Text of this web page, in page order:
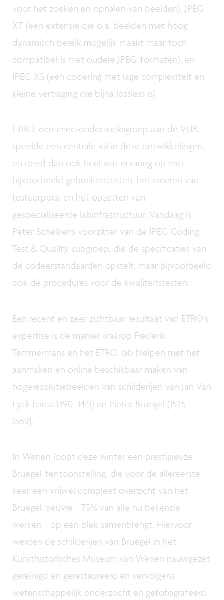
voor het zoeken en ophalen van beelden), JPEG
XT (een extensie die o.a. beelden met hoog
dynamisch bereik mogelijk maakt maar toch
compatibel is met oudere JPEG-formaten), en
JPEG XS (een codering met lage complexiteit en
kleine vertraging die bijna lossless is).
ETRO, een imec-onderzoeksgroep aan de VUB,
speelde een centrale rol in deze ontwikkelingen,
en deed dan ook heel wat ervaring op met
bijvoorbeeld gebruikerstesten, het creëren van
testcorpora, en het opzetten van
gespecialiseerde labinfrastructuur. Vandaag is
Peter Schelkens voorzitter van de JPEG Coding,
Test & Quality-subgroep, die de specificaties van
de codeerstandaarden opstelt, maar bijvoorbeeld
ook de procedures voor de kwaliteitstesten.
Een recent en zeer zichtbaar resultaat van ETRO’s
expertise is de manier waarop Frederik
Temmermans en het ETRO-lab hielpen met het
aanmaken en online beschikbaar maken van
hogeresolutiebeelden van schilderijen van Jan Van
Eyck (circa 1390–1441) en Pieter Bruegel (1525–
1569).
In Wenen loopt deze winter een prestigieuze
Bruegel-tentoonstelling, die voor de allereerste
keer een vrijwel compleet overzicht van het
Bruegel-oeuvre - 75% van alle nu bekende
werken - op één plek samenbrengt. Hiervoor
werden de schilderijen van Bruegel in het
Kunsthistorisches Museum van Wenen nauwgezet
gereinigd en gerestaureerd en vervolgens
wetenschappelijk onderzocht en gefotografeerd.